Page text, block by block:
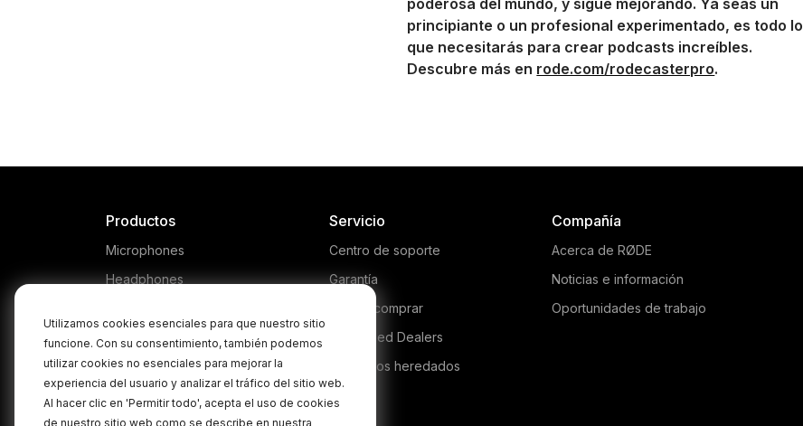
Utilizamos cookies esenciales para que nuestro sitio
funcione. Con su consentimiento, también podemos
utilizar cookies no esenciales para mejorar la
experiencia del usuario y analizar el tráfico del sitio web.
Al hacer clic en 'Permitir todo', acepta el uso de cookies
de nuestro sitio web como se describe en nuestra
poderosa del mundo, y sigue mejorando. Ya seas un
principiante o un profesional experimentado, es todo lo
que necesitarás para crear podcasts increíbles.
Descubre más en rode.com/rodecasterpro.
Productos
Microphones
Headphones
Accessories
Kits
Servicio
Centro de soporte
Garantía
Dónde comprar
Authorised Dealers
Productos heredados
Compañía
Acerca de RØDE
Noticias e información
Oportunidades de trabajo